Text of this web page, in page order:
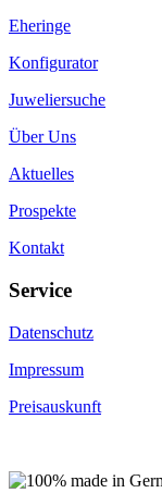
Eheringe
Konfigurator
Juweliersuche
Über Uns
Aktuelles
Prospekte
Kontakt
Service
Datenschutz
Impressum
Preisauskunft